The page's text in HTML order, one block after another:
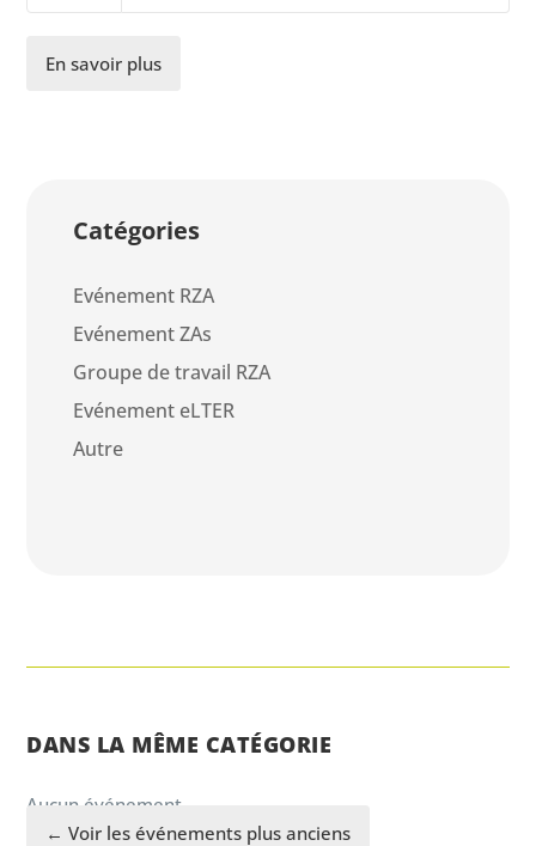
En savoir plus
Catégories
Evénement RZA
Evénement ZAs
Groupe de travail RZA
Evénement eLTER
Autre
DANS LA MÊME CATÉGORIE
Aucun événement.
← Voir les événements plus anciens